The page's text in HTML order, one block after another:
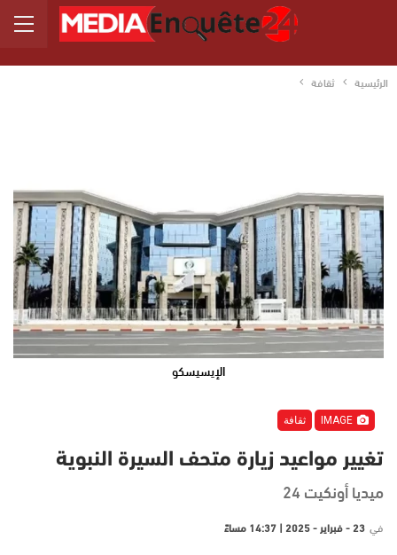
الرئيسية ثقافة
الإيسيسكو
ثقافة
تغيير مواعيد زيارة متحف السيرة النبوية
ميديا أونكيت 24
في 23 - فبراير - 2025 | 14:37 مساءً